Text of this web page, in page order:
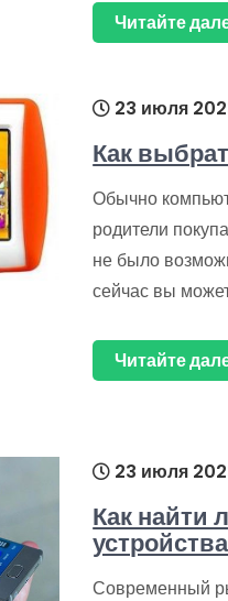
Читайте
23 июля
Как
Обычно
родители
не было
сейчас вы
Читайте
23 июля
Как найти
Современный